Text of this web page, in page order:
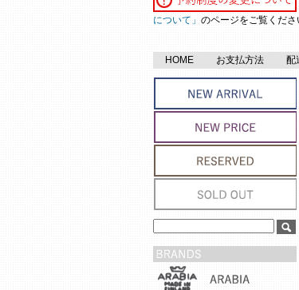
について」 のページをご覧くださ
HOME お支払方法 配